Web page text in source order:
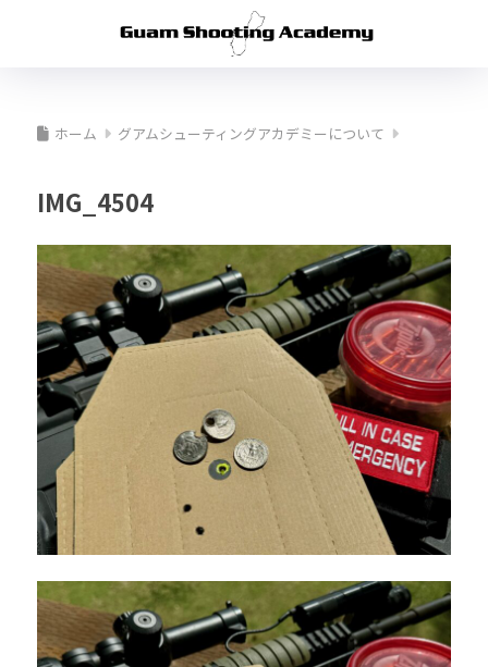
ホーム グアムシューティングアカデミーについて
IMG_4504